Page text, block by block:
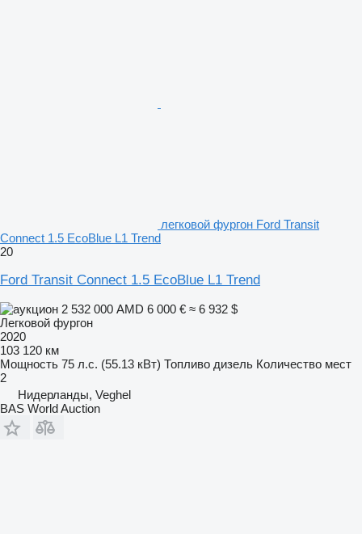
легковой фургон Ford Transit
Connect 1.5 EcoBlue L1 Trend
20
Ford Transit Connect 1.5 EcoBlue L1 Trend
2 532 000 AMD 6 000 € ≈ 6 932 $
Легковой фургон
2020
103 120 км
Мощность 75 л.с. (55.13 кВт) Топливо дизель Количество мест
2
Нидерланды, Veghel
BAS World Auction